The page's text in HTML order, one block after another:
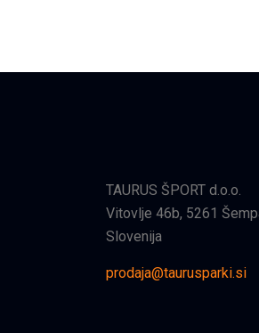
TAURUS ŠPORT d.o.o.
Vitovlje 46b, 5261
Slovenija
prodaja@taurusparki.si